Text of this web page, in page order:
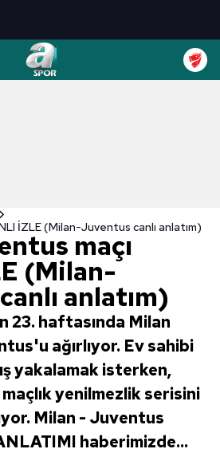
İZLE (Milan-Juventus canlı anlatım)
maçı
(Milan-
anlatım)
23. haftasında Milan
ağırlıyor. Ev sahibi
yakalamak isterken,
yenilmezlik serisini
Milan - Juventus
haberimizde...